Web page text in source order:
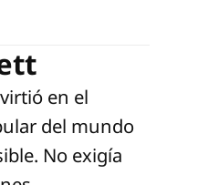
en el
del mundo
No exigía